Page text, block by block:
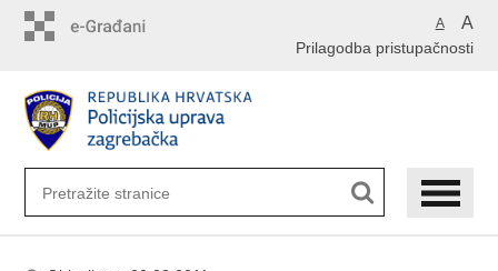
A A
Prilagodba pristupačnosti